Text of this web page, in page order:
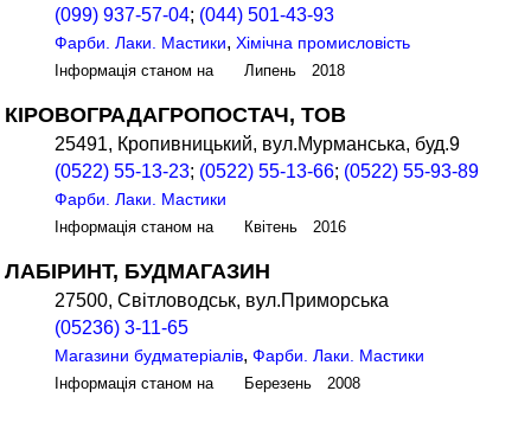
(099) 937-57-04; (044) 501-43-93
Фарби. Лаки. Мастики,Хімічна промисловість
Інформація станом на Липень 2018
КІРОВОГРАДАГРОПОСТАЧ, ТОВ
25491, Кропивницький, вул.Мурманська, буд.9
(0522) 55-13-23; (0522) 55-13-66; (0522) 55-93-89
Фарби. Лаки. Мастики
Інформація станом на Квітень 2016
ЛАБІРИНТ, БУДМАГАЗИН
27500, Світловодськ, вул.Приморська
(05236) 3-11-65
Магазини будматеріалів,Фарби. Лаки. Мастики
Інформація станом на Березень 2008